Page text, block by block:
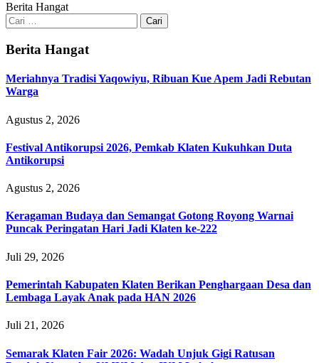
Berita Hangat
Cari
untuk:
Berita Hangat
Meriahnya Tradisi Yaqowiyu, Ribuan Kue Apem Jadi Rebutan
Warga
Agustus 2, 2026
Festival Antikorupsi 2026, Pemkab Klaten Kukuhkan Duta
Antikorupsi
Agustus 2, 2026
Keragaman Budaya dan Semangat Gotong Royong Warnai
Puncak Peringatan Hari Jadi Klaten ke-222
Juli 29, 2026
Pemerintah Kabupaten Klaten Berikan Penghargaan Desa dan
Lembaga Layak Anak pada HAN 2026
Juli 21, 2026
Semarak Klaten Fair 2026: Wadah Unjuk Gigi Ratusan